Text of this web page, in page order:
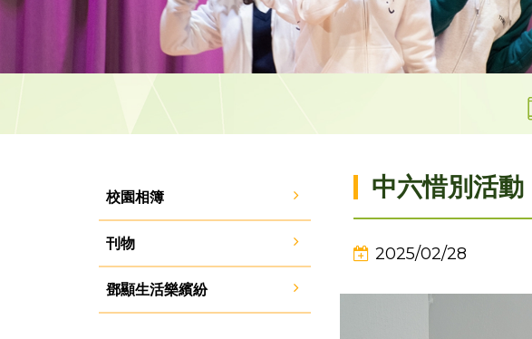
校園相簿
刊物
鄧顯生活樂繽紛
中六惜別活動
2025/02/28